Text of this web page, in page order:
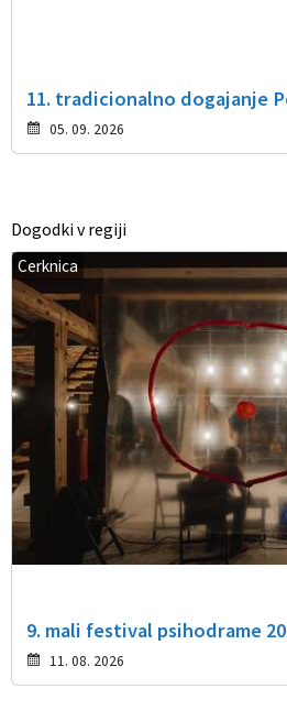
11. tradicionalno dogajanje
05. 09. 2026
Dogodki v regiji
Cerknica
9. mali festival psihodrame
11. 08. 2026